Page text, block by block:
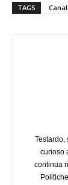
TAGS
Testardo,
curioso
continua